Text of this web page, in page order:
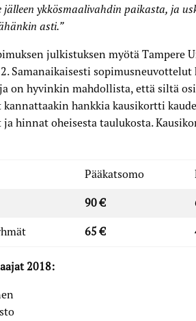
jälleen ykkösmaalivahdin paikasta, ja
asti.”
julkistuksen myötä Tampere
Samanaikaisesti
on hyvinkin mahdollista, että siltä
hankkia kausikortti
ja hinnat oheisesta taulukosta.
Pääkatsomo
90 €
65 €
2018: